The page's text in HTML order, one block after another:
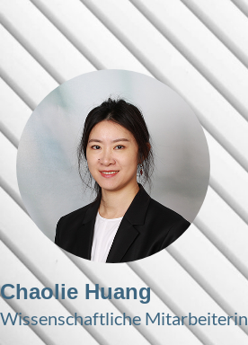
Chaolie Huang
Wissenschaftliche Mitarbeiterin